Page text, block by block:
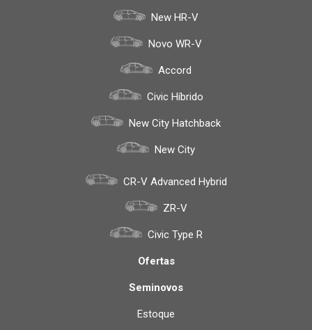
New HR-V
Novo WR-V
Accord
Civic Híbrido
New City Hatchback
New City
CR-V Advanced Hybrid
ZR-V
Civic Type R
Ofertas
Seminovos
Estoque